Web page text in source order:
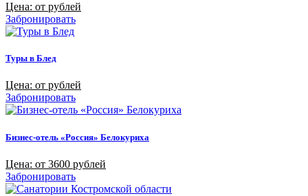
Цена: от рублей
Забронировать
Туры в Блед
Цена: от рублей
Забронировать
Бизнес-отель «Россия» Белокуриха
Цена: от 3600 рублей
Забронировать